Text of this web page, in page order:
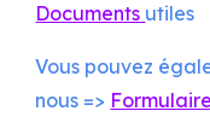
Documents utiles
Vous pouvez
nous =>